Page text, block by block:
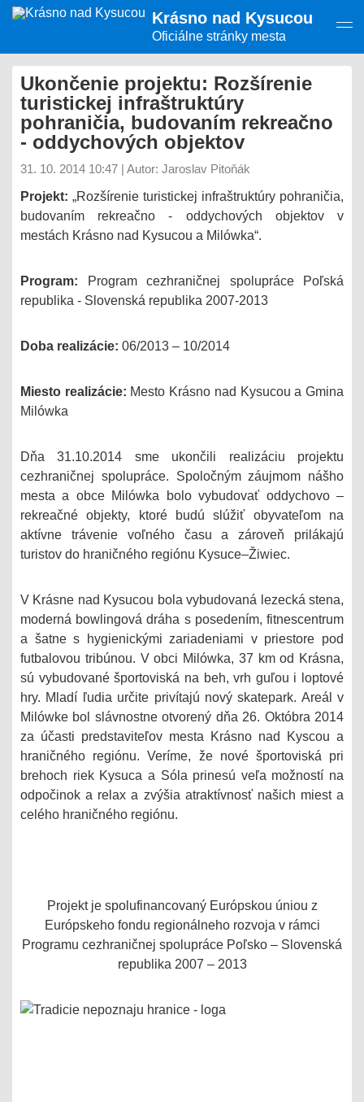
Presunúť
na
Krásno nad Kysucou
Oficiálne stránky mesta
Ukončenie projektu: Rozšírenie
turistickej infraštruktúry
pohraničia, budovaním rekreačno
- oddychových objektov
31. 10. 2014 10:47 | Autor: Jaroslav Pitoňák
Projekt: „Rozšírenie turistickej infraštruktúry pohraničia,
budovaním rekreačno - oddychových objektov v
mestách Krásno nad Kysucou a Milówka“.
Program: Program cezhraničnej spolupráce Poľská
republika - Slovenská republika 2007-2013
Doba realizácie: 06/2013 – 10/2014
Miesto realizácie: Mesto Krásno nad Kysucou a Gmina
Milówka
Dňa 31.10.2014 sme ukončili realizáciu projektu
cezhraničnej spolupráce. Spoločným záujmom nášho
mesta a obce Milówka bolo vybudovať oddychovo –
rekreačné objekty, ktoré budú slúžiť obyvateľom na
aktívne trávenie voľného času a zároveň prilákajú
turistov do hraničného regiónu Kysuce–Žiwiec.
V Krásne nad Kysucou bola vybudovaná lezecká stena,
moderná bowlingová dráha s posedením, fitnescentrum
a šatne s hygienickými zariadeniami v priestore pod
futbalovou tribúnou. V obci Milówka, 37 km od Krásna,
sú vybudované športoviská na beh, vrh guľou i loptové
hry. Mladí ľudia určite privítajú nový skatepark. Areál v
Milówke bol slávnostne otvorený dňa 26. Októbra 2014
za účasti predstaviteľov mesta Krásno nad Kyscou a
hraničného regiónu. Veríme, že nové športoviská pri
brehoch riek Kysuca a Sóla prinesú veľa možností na
odpočinok a relax a zvýšia atraktívnosť našich miest a
celého hraničného regiónu.
Projekt je spolufinancovaný Európskou úniou z
Európskeho fondu regionálneho rozvoja v rámci
Programu cezhraničnej spolupráce Poľsko – Slovenská
republika 2007 – 2013